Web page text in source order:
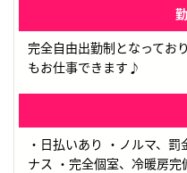
完全自由出勤制となってお
もお仕事できます♪
・日払いあり ・ノルマ、
ナス ・完全個室、冷暖房